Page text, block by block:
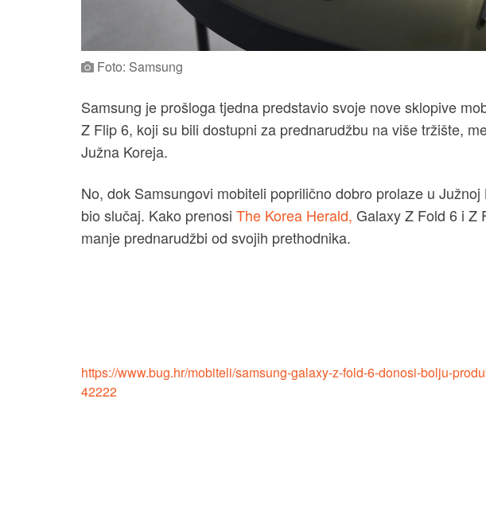
Foto: Samsung
Samsung je prošloga tjedna predstavio svoje nove sklopive
Z Flip 6, koji su bili dostupni za prednarudžbu na više tržište,
Južna Koreja.
No, dok Samsungovi mobiteli poprilično dobro prolaze u
bio slučaj. Kako prenosi The Korea Herald, Galaxy Z Fold 6 i Z
manje prednarudžbi od svojih prethodnika.
https://www.bug.hr/mobiteli/samsung-galaxy-z-fold-6-donosi-bolju-
42222